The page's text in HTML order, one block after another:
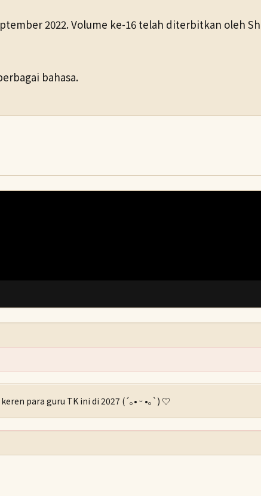
2022. Volume ke-16 telah diterbitkan oleh
bahasa.
para guru TK ini di 2027 (´｡• ᵕ •｡`) ♡